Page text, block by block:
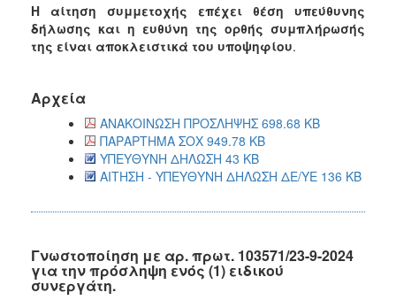
Η αίτηση συμμετοχής επέχει θέση υπεύθυνης
δήλωσης και η ευθύνη της ορθής συμπλήρωσής
της είναι αποκλειστικά του υποψηφίου.
Αρχεία
ΑΝΑΚΟΙΝΩΣΗ ΠΡΟΣΛΗΨΗΣ 698.68 KB
ΠΑΡΑΡΤΗΜΑ ΣΟΧ 949.78 KB
ΥΠΕΥΘΥΝΗ ΔΗΛΩΣΗ 43 KB
ΑΙΤΗΣΗ - ΥΠΕΥΘΥΝΗ ΔΗΛΩΣΗ ΔΕ/ΥΕ 136 KB
Γνωστοποίηση με αρ. πρωτ. 103571/23-9-2024
για την πρόσληψη ενός (1) ειδικού
συνεργάτη.